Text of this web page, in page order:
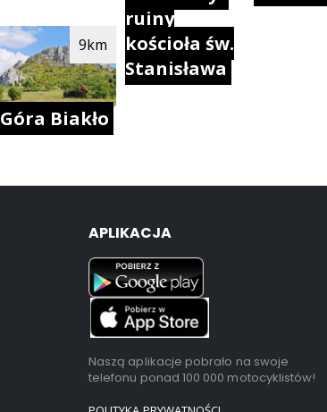
Góra Biakło
9km
ruiny
kościoła św.
Stanisława
APLIKACJA
Naszą aplikacje pobrało na swoje
telefonu ponad 100 000 motocyklistów!